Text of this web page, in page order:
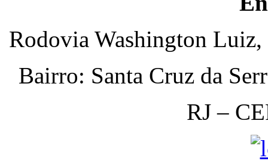
Rodovia Washington
Bairro: Santa Cruz da
RJ –